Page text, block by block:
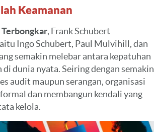
Keamanan
, Frank Schubert
Ingo Schubert, Paul Mulvihill, dan
semakin melebar antara kepatuhan
dunia nyata. Seiring dengan semakin
audit maupun serangan, organisasi
dan membangun kendali yang
kelola.